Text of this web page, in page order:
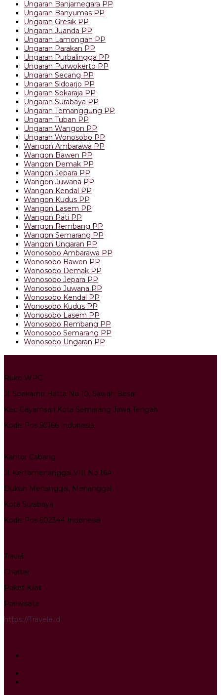
Ungaran Banjarnegara PP
Ungaran Banyumas PP
Ungaran Gresik PP
Ungaran Juanda PP
Ungaran Lamongan PP
Ungaran Parakan PP
Ungaran Purbalingga PP
Ungaran Purwokerto PP
Ungaran Secang PP
Ungaran Sidoarjo PP
Ungaran Sokaraja PP
Ungaran Surabaya PP
Ungaran Temanggung PP
Ungaran Tuban PP
Ungaran Wangon PP
Ungaran Wonosobo PP
Wangon Ambarawa PP
Wangon Bawen PP
Wangon Demak PP
Wangon Jepara PP
Wangon Juwana PP
Wangon Kendal PP
Wangon Kudus PP
Wangon Lasem PP
Wangon Pati PP
Wangon Rembang PP
Wangon Semarang PP
Wangon Ungaran PP
Wonosobo Ambarawa PP
Wonosobo Bawen PP
Wonosobo Demak PP
Wonosobo Jepara PP
Wonosobo Juwana PP
Wonosobo Kendal PP
Wonosobo Kudus PP
Wonosobo Lasem PP
Wonosobo Rembang PP
Wonosobo Semarang PP
Wonosobo Ungaran PP
Ruko WPC
Jl. Soekarno Hatta No 10, Sawah Besar
Kec Gayamsari Kota Semarang Jawa Tengah
Kode Pos 50166 Indonesia
Kantor Cabang
Jl. Kertomenanggal VIII No 16A
Dukuh Menanggal, Menanggal
Kota Surabaya
Kode Pos 602344 Indonesia
Travel
Charter
Paket Kilat
Pariwisata
https://Travele.id